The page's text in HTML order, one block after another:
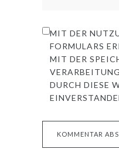
MIT DER
FORMULARS
MIT DER
DURCH DIESE